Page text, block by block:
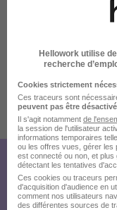
8 de plus
Publiée le 07/08/2026 -
Créez votre
envoyez
Hellowork utilise
recherche
Cookies strictement
Ces traceurs sont
peuvent pas être
Il s'agit notamment de
la session de l'utilisateur
informations temporaires
ou les offres vues, gérer les
est connecté ou non, et plus
détectant les tentatives
Ces cookies ou traceurs
d'acquisition d'audience en
comment nos utilisateurs
des différentes sources de